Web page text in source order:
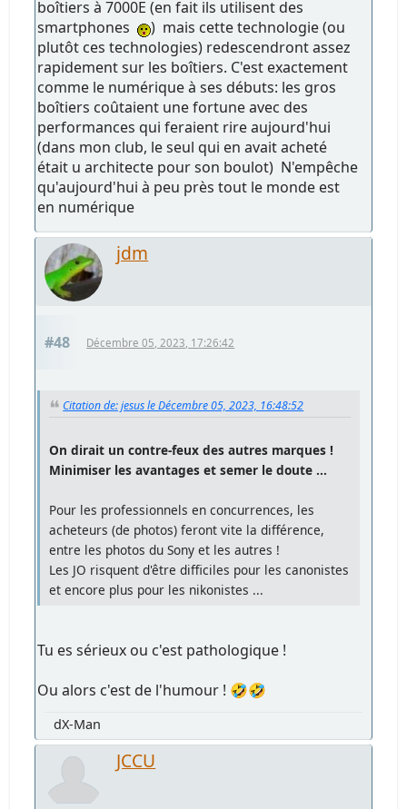
boîtiers à 7000E (en fait ils utilisent des
smartphones
) mais cette technologie (ou
plutôt ces technologies) redescendront assez
rapidement sur les boîtiers. C'est exactement
comme le numérique à ses débuts: les gros
boîtiers coûtaient une fortune avec des
performances qui feraient rire aujourd'hui
(dans mon club, le seul qui en avait acheté
était u architecte pour son boulot) N'empêche
qu'aujourd'hui à peu près tout le monde est
en numérique
jdm
#48 Décembre 05, 2023, 17:26:42
Citation de: jesus le Décembre 05, 2023, 16:48:52
On dirait un contre-feux des autres marques !
Minimiser les avantages et semer le doute ...
Pour les professionnels en concurrences, les
acheteurs (de photos) feront vite la différence,
entre les photos du Sony et les autres !
Les JO risquent d'être difficiles pour les canonistes
et encore plus pour les nikonistes ...
Tu es sérieux ou c'est pathologique !
Ou alors c'est de l'humour ! 🤣🤣
dX-Man
JCCU